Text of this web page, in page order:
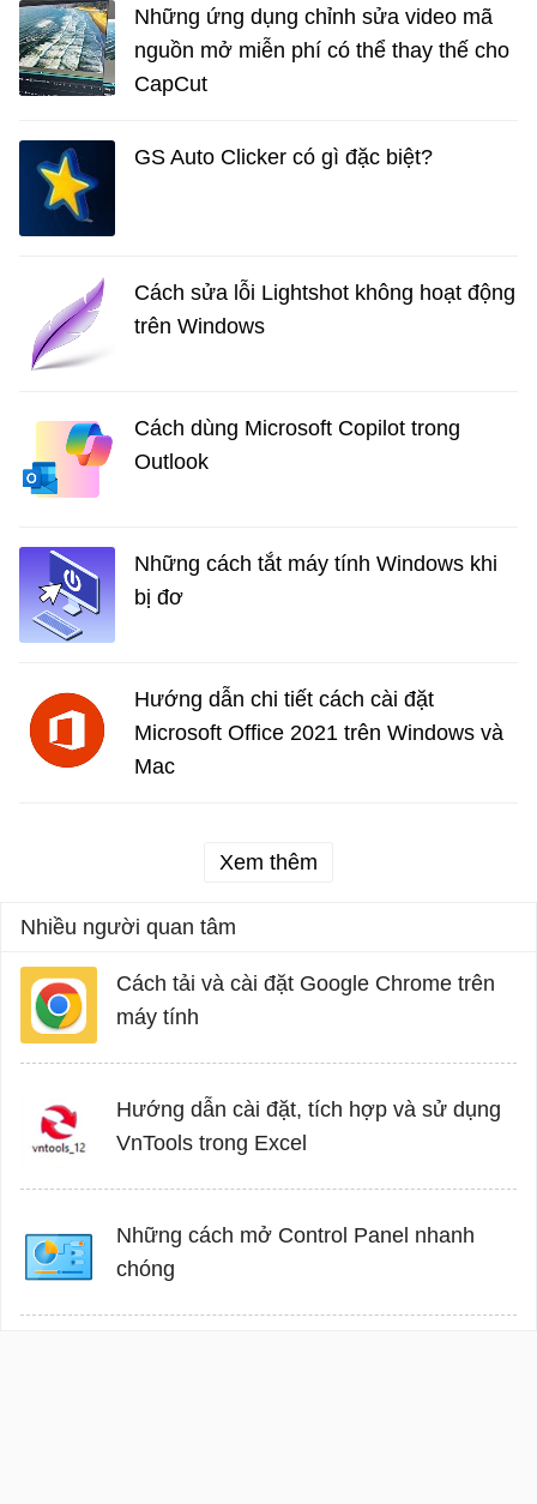
Những ứng dụng chỉnh sửa video mã
nguồn mở miễn phí có thể thay thế cho
CapCut
GS Auto Clicker có gì đặc biệt?
Cách sửa lỗi Lightshot không hoạt động
trên Windows
Cách dùng Microsoft Copilot trong
Outlook
Những cách tắt máy tính Windows khi
bị đơ
Hướng dẫn chi tiết cách cài đặt
Microsoft Office 2021 trên Windows và
Mac
Xem thêm
Nhiều người quan tâm
Cách tải và cài đặt Google Chrome trên
máy tính
Hướng dẫn cài đặt, tích hợp và sử dụng
VnTools trong Excel
Những cách mở Control Panel nhanh
chóng